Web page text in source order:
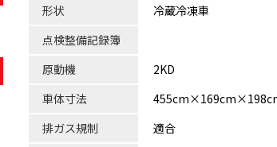
形状
冷蔵冷凍車
点検整備記録簿
原動機
2KD
車体寸法
排ガス規制
適合